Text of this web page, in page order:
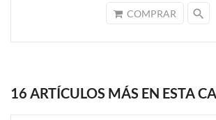
COMPRAR search
16 ARTÍCULOS MÁS EN ESTA